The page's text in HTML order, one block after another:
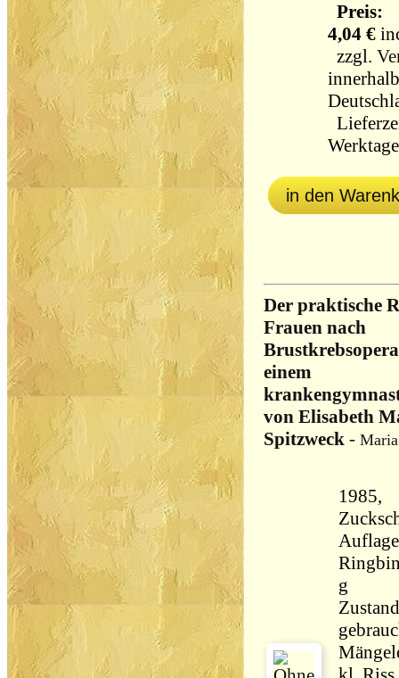
Preis:
4,04 €
zzgl.
innerhalb
in den
Der praktische
Frauen nach
einem
von Elisabeth
Spitzweck -
1985,
Auflage
g